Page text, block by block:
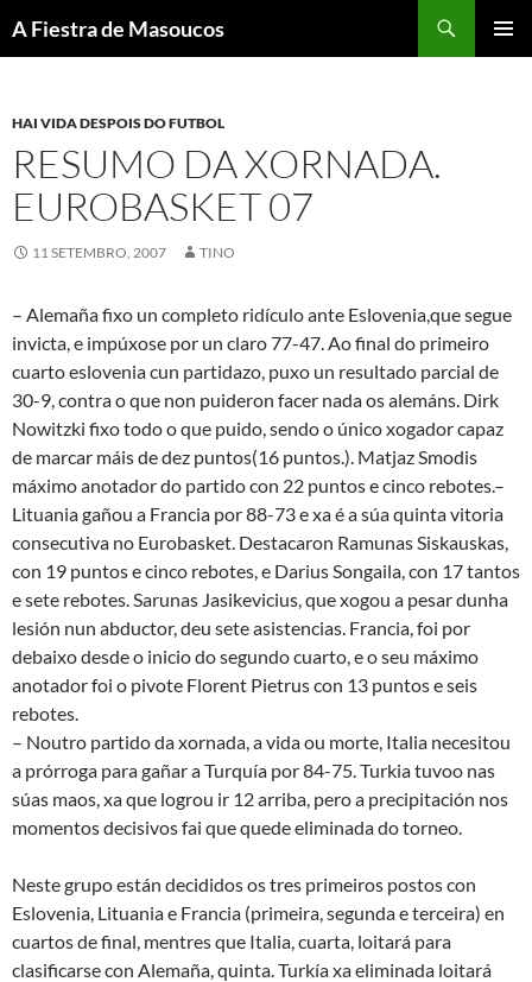
aoA Fiestra de Masoucos
HAI VIDA DESPOIS DO FUTBOL
RESUMO DA XORNADA.
EUROBASKET 07
11 SETEMBRO, 2007 TINO
– Alemaña fixo un completo ridículo ante Eslovenia,que segue
invicta, e impúxose por un claro 77-47. Ao final do primeiro
cuarto eslovenia cun partidazo, puxo un resultado parcial de
30-9, contra o que non puideron facer nada os alemáns. Dirk
Nowitzki fixo todo o que puido, sendo o único xogador capaz
de marcar máis de dez puntos(16 puntos.). Matjaz Smodis
máximo anotador do partido con 22 puntos e cinco rebotes.–
Lituania gañou a Francia por 88-73 e xa é a súa quinta vitoria
consecutiva no Eurobasket. Destacaron Ramunas Siskauskas,
con 19 puntos e cinco rebotes, e Darius Songaila, con 17 tantos
e sete rebotes. Sarunas Jasikevicius, que xogou a pesar dunha
lesión nun abductor, deu sete asistencias. Francia, foi por
debaixo desde o inicio do segundo cuarto, e o seu máximo
anotador foi o pivote Florent Pietrus con 13 puntos e seis
rebotes.
– Noutro partido da xornada, a vida ou morte, Italia necesitou
a prórroga para gañar a Turquía por 84-75. Turkia tuvoo nas
súas maos, xa que logrou ir 12 arriba, pero a precipitación nos
momentos decisivos fai que quede eliminada do torneo.
Neste grupo están decididos os tres primeiros postos con
Eslovenia, Lituania e Francia (primeira, segunda e terceira) en
cuartos de final, mentres que Italia, cuarta, loitará para
clasificarse con Alemaña, quinta. Turkía xa eliminada loitará